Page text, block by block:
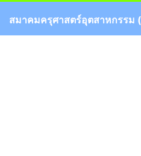
สมาคมครุศาสตร์อุตสาหกรรม